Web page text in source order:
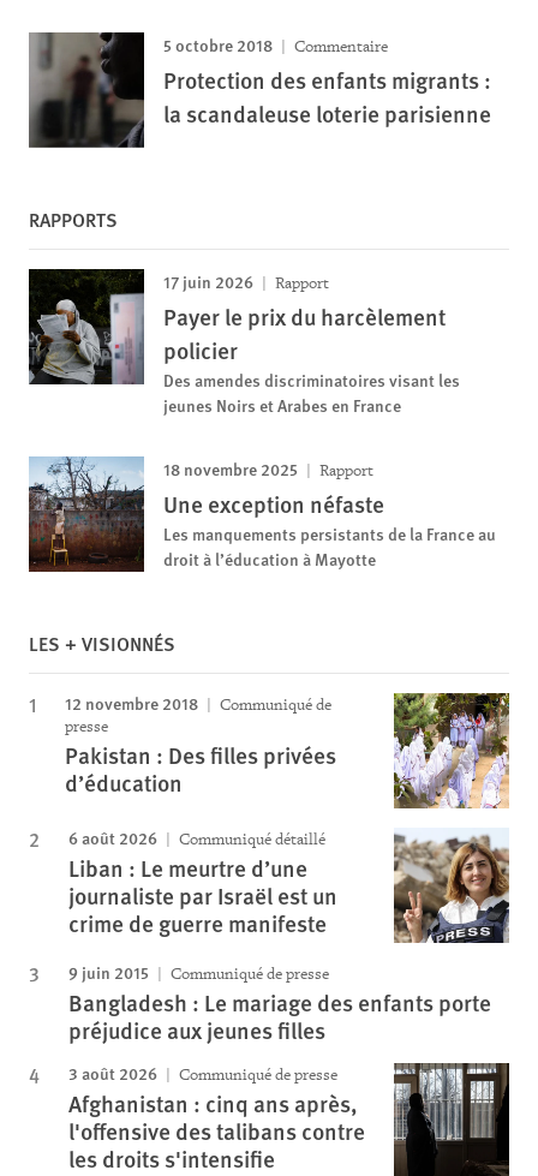
5 octobre 2018 Commentaire
Protection des enfants migrants :
la scandaleuse loterie parisienne
RAPPORTS
17 juin 2026 Rapport
Payer le prix du harcèlement
policier
Des amendes discriminatoires visant les
jeunes Noirs et Arabes en France
18 novembre 2025 Rapport
Une exception néfaste
Les manquements persistants de la France au
droit à l’éducation à Mayotte
LES + VISIONNÉS
12 novembre 2018
Communiqué de
presse
Pakistan : Des filles privées
d’éducation
6 août 2026 Communiqué détaillé
Liban : Le meurtre d’une
journaliste par Israël est un
crime de guerre manifeste
9 juin 2015 Communiqué de presse
Bangladesh : Le mariage des enfants porte
préjudice aux jeunes filles
3 août 2026 Communiqué de presse
Afghanistan : cinq ans après,
l'offensive des talibans contre
les droits s'intensifie